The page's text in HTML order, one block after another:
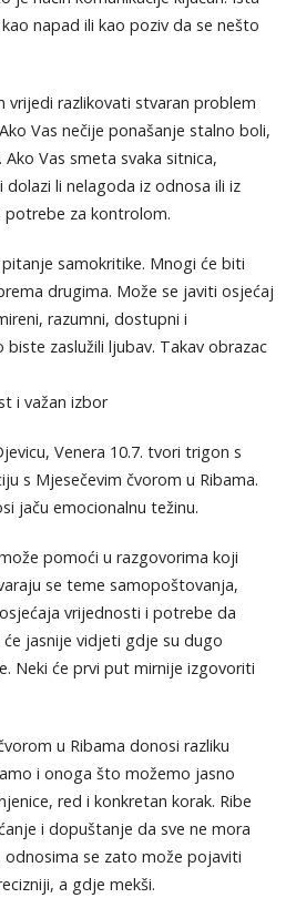
napad ili kao poziv da se nešto
vrijedi razlikovati stvaran problem
Vas nečije ponašanje stalno boli,
Vas smeta svaka sitnica,
li nelagoda iz odnosa ili iz
za kontrolom.
samokritike. Mnogi će biti
drugima. Može se javiti osjećaj
razumni, dostupni i
zaslužili ljubav. Takav obrazac
i važan izbor
Venera 10.7. tvori trigon s
s Mjesečevim čvorom u Ribama.
jaču emocionalnu težinu.
pomoći u razgovorima koji
se teme samopoštovanja,
vrijednosti i potrebe da
jasnije vidjeti gdje su dugo
Neki će prvi put mirnije izgovoriti
u Ribama donosi razliku
i onoga što možemo jasno
red i konkretan korak. Ribe
i dopuštanje da sve ne mora
se zato može pojaviti
a gdje mekši.